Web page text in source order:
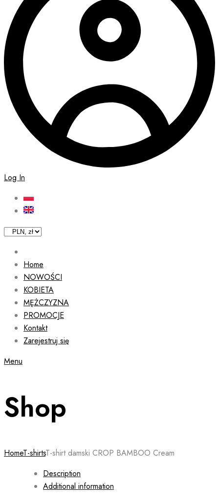
Log In
Home
NOWOŚCI
KOBIETA
MĘŻCZYZNA
PROMOCJE
Kontakt
Zarejestruj się
Menu
Shop
HomeT-shirtsT-shirt damski CROP BAMBOO Cream
Description
Additional information